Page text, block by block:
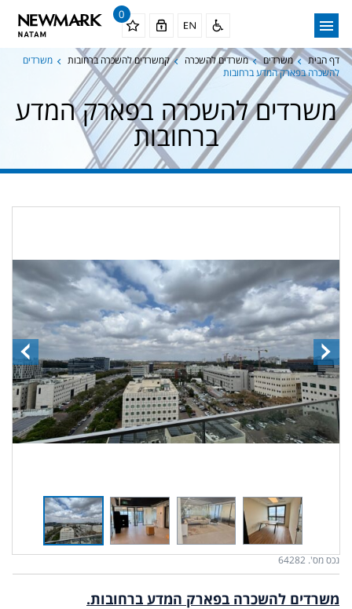
0
דף הבית משרדים משרדים להשכרה קמשרדים להשכרה ברחובות
משרדים
להשכרה בפארק המדע ברחובות
משרדים להשכרה בפארק המדע
ברחובות
נכס מס'. 64282
משרדים להשכרה בפארק המדע ברחובות.